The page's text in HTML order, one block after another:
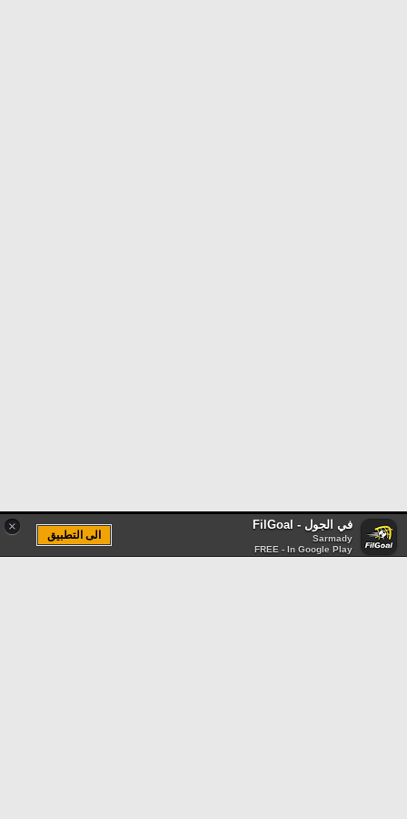
× في الجول - FilGoal
Sarmady
FREE - In Google Play
الى التطبيق